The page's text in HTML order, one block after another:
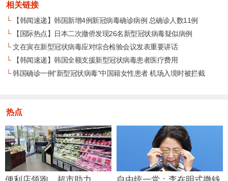
相关链接
└【韩闻速递】韩国新增4例新冠病毒确诊病例 总确诊人数11例
└【国际热点】日本二次撤侨发现26名新型冠状病毒疑似病例
└文在寅在新型冠状病毒应对综合检验会议发表重要讲话
└【韩闻速递】韩国全额支援新型冠状病毒患者医疗费用
└韩国确诊一例“新型冠状病毒”中国籍女性患者 机场入境时被拦截
热点